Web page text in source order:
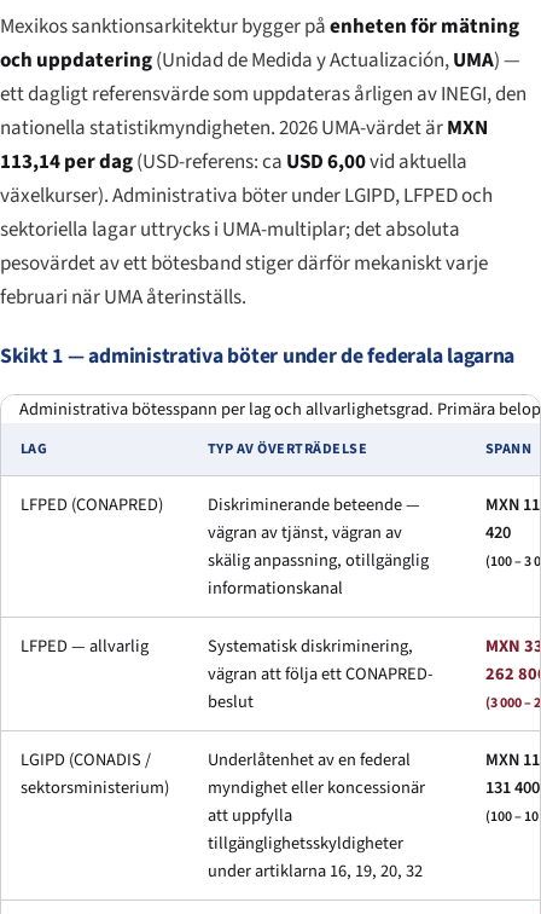
Mexikos sanktionsarkitektur bygger påenheten för mätning
och uppdatering(Unidad de Medida y Actualización,UMA) —
ett dagligt referensvärde som uppdateras årligen av INEGI, den
nationella statistikmyndigheten. 2026 UMA-värdet ärMXN
113,14 per dag(USD-referens: ca USD 6,00vid aktuella
växelkurser). Administrativa böter under LGIPD, LFPED och
sektoriella lagar uttrycks i UMA-multiplar; det absoluta
pesovärdet av ett bötesband stiger därför mekaniskt varje
februari när UMA återinställs.
Skikt 1 — administrativa böter under de federala lagarna
Administrativa bötesspann per lag och allvarlighetsgrad. Primära
LAG TYP AV ÖVERTRÄDELSE SPANN
LFPED (CONAPRED)
Diskriminerande beteende —
vägran av tjänst, vägran av
skälig anpassning, otillgänglig
informationskanal
MXN
420
(100 – 3
LFPED — allvarlig
Systematisk diskriminering,
vägran att följa ett CONAPRED-
beslut
MXN
262
(3 000 –
LGIPD (CONADIS /
sektorsministerium)
Underlåtenhet av en federal
myndighet eller koncessionär
att uppfylla
tillgänglighetsskyldigheter
under artiklarna 16, 19, 20, 32
MXN
131 400
(100 –